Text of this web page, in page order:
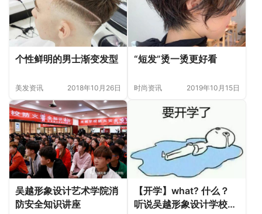
个性鲜明的男士渐变发型
美发资讯 2018年10月26日
“短发”烫一烫更好看
时尚资讯 2019年10月15日
吴越形象设计艺术学院消
防安全知识讲座
【开学】what? 什么？
听说吴越形象设计学校开